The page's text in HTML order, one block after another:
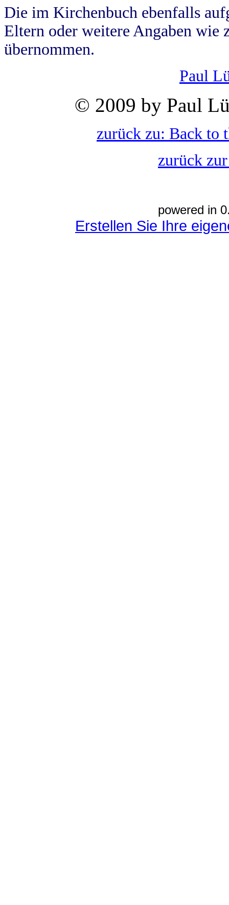
Die im Kirchenbuch ebenfalls
Eltern oder weitere Angaben wie
übernommen.
Paul
© 2009 by Paul
zurück zu: Back to
zurück
powered in
Erstellen Sie Ihre